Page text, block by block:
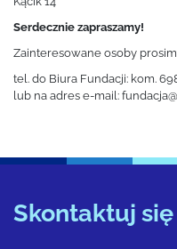
Serdecznie zapraszamy!
Zainteresowane osoby
tel. do Biura Fundacji: kom.
lub na adres e-mail:
Skontaktuj się